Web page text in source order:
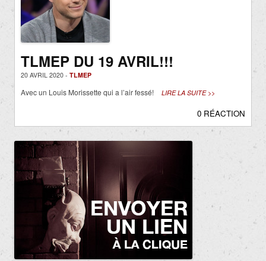
TLMEP DU 19 AVRIL!!!
20 AVRIL 2020 - TLMEP
Avec un Louis Morissette qui a l’air fessé! LIRE LA SUITE >>
0 RÉACTION